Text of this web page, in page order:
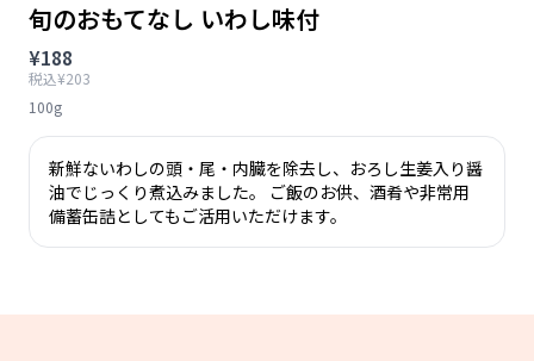
旬のおもてなし いわし味付
¥188
税込¥203
100g
新鮮ないわしの頭・尾・内臓を除去し、おろし生姜入り醤
油でじっくり煮込みました。 ご飯のお供、酒肴や非常用
備蓄缶詰としてもご活用いただけます。